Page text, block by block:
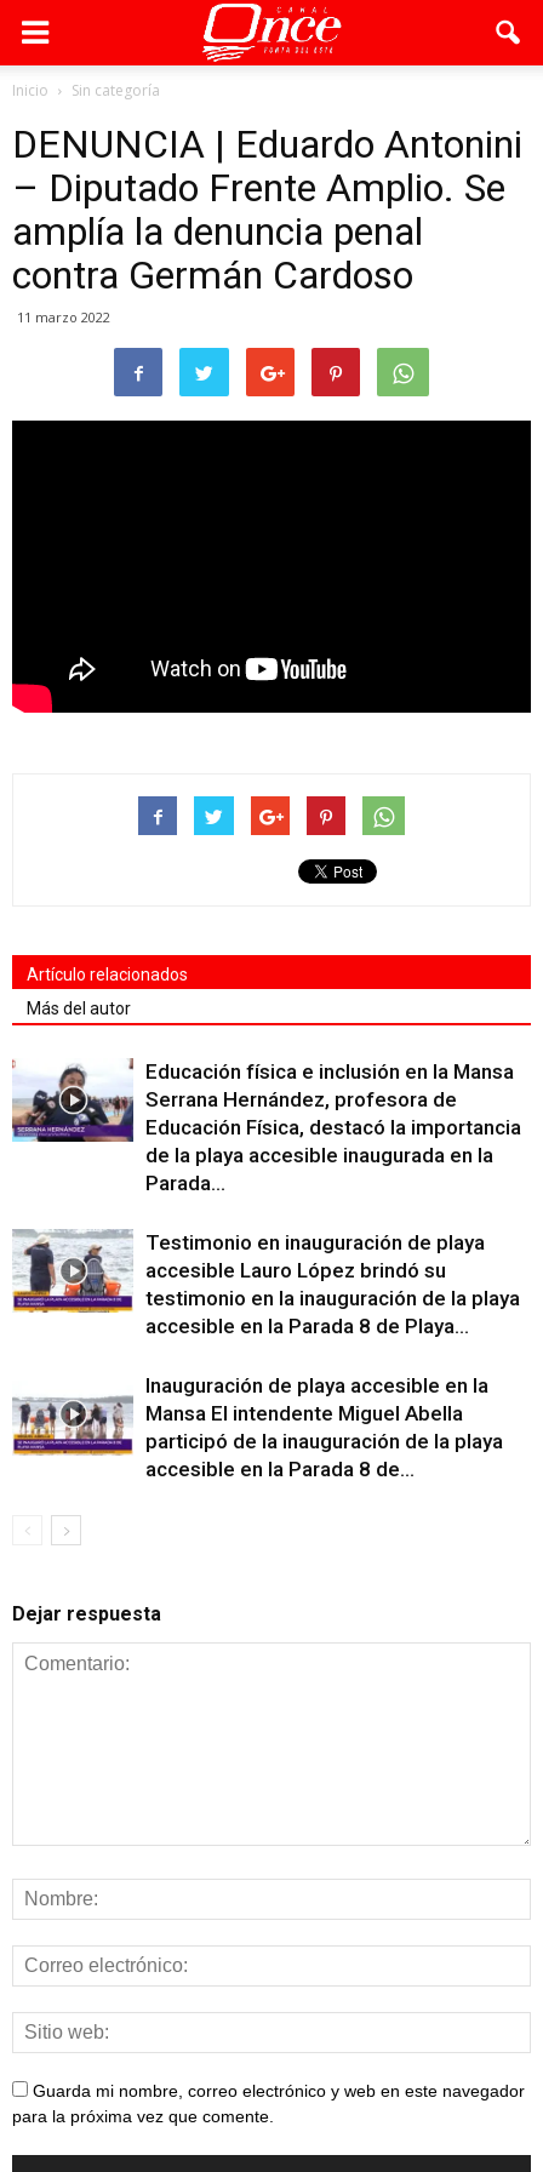
Inicio Sin categoría
DENUNCIA | Eduardo Antonini
– Diputado Frente Amplio. Se
amplía la denuncia penal
contra Germán Cardoso
11 marzo 2022
Artículo relacionados
Más del autor
Educación física e inclusión en la Mansa
Serrana Hernández, profesora de
Educación Física, destacó la importancia
de la playa accesible inaugurada en la
Parada...
Testimonio en inauguración de playa
accesible Lauro López brindó su
testimonio en la inauguración de la playa
accesible en la Parada 8 de Playa...
Inauguración de playa accesible en la
Mansa El intendente Miguel Abella
participó de la inauguración de la playa
accesible en la Parada 8 de...
Dejar respuesta
Guarda mi nombre, correo electrónico y web en este navegador
para la próxima vez que comente.